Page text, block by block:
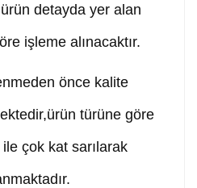
detayda yer alan
işleme alınacaktır.
önce kalite
türüne göre
çok kat sarılarak